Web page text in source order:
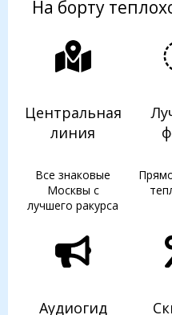
На борту
Центральная
линия
Все знаковые
Москвы с
лучшего ракурса
Аудиогид